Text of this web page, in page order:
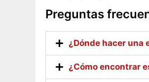
Preguntas
¿Dónde hacer una
¿Cómo encontrar